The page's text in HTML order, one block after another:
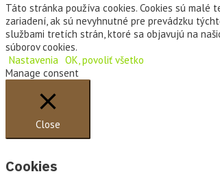
Táto stránka používa cookies. Cookies sú malé
zariadení, ak sú nevyhnutné pre prevádzku
službami tretích strán, ktoré sa objavujú na
súborov cookies.
Nastavenia OK, povoliť všetko
Manage consent
Close
Cookies